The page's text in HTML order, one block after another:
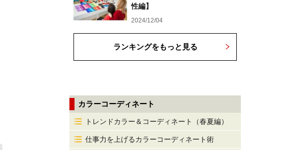
性編】
2024/12/04
ランキングをもっと見る
カラーコーディネート
トレンドカラー＆コーディネート（春夏編）
仕事力を上げるカラーコーディネート術